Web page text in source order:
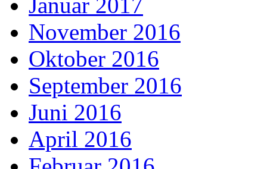
November 2016
Oktober 2016
September 2016
Juni 2016
April 2016